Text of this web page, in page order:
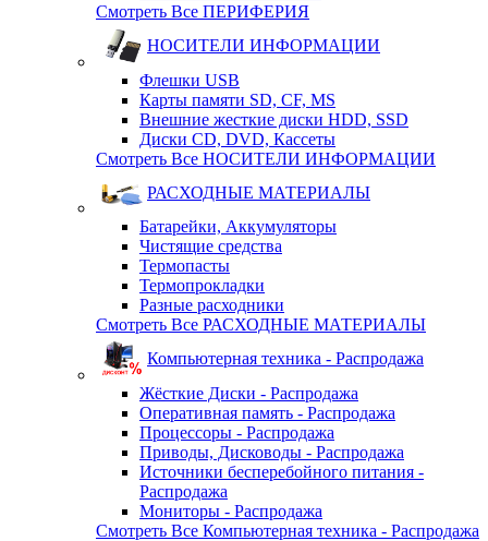
Смотреть Все ПЕРИФЕРИЯ
НОСИТЕЛИ ИНФОРМАЦИИ
Флешки USB
Карты памяти SD, CF, MS
Внешние жесткие диски HDD, SSD
Диски CD, DVD, Кассеты
Смотреть Все НОСИТЕЛИ ИНФОРМАЦИИ
РАСХОДНЫЕ МАТЕРИАЛЫ
Батарейки, Аккумуляторы
Чистящие средства
Термопасты
Термопрокладки
Разные расходники
Смотреть Все РАСХОДНЫЕ МАТЕРИАЛЫ
Компьютерная техника - Распродажа
Жёсткие Диски - Распродажа
Оперативная память - Распродажа
Процессоры - Распродажа
Приводы, Дисководы - Распродажа
Источники бесперебойного питания -
Распродажа
Мониторы - Распродажа
Смотреть Все Компьютерная техника - Распродажа